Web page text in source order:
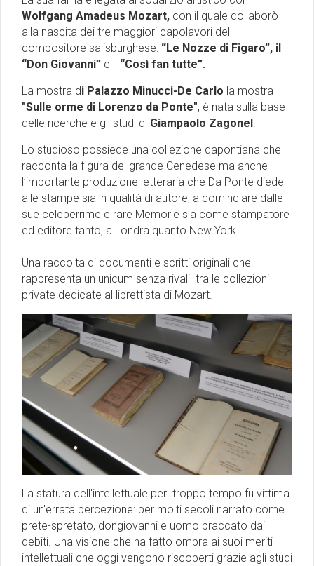
Wolfgang Amadeus Mozart, con il quale collaborò
alla nascita dei tre maggiori capolavori del
compositore salisburghese: “Le Nozze di Figaro”, il
“Don Giovanni” e il “Così fan tutte”.
La mostra di Palazzo Minucci-De Carlo la mostra
"Sulle orme di Lorenzo da Ponte", è nata sulla base
delle ricerche e gli studi di Giampaolo Zagonel
Lo studioso possiede una collezione dapontiana che
racconta la figura del grande Cenedese ma anche
l’importante produzione letteraria che Da Ponte diede
alle stampe sia in qualità di autore, a cominciare dalle
sue celeberrime e rare Memorie sia come stampatore
ed editore tanto, a Londra quanto New York.
Una raccolta di documenti e scritti originali che
rappresenta un unicum senza rivali tra le collezioni
private dedicate al librettista di Mozart.
La statura dell'intellettuale per troppo tempo fu vittima
di un'errata percezione: per molti secoli narrato come
prete-spretato, dongiovanni e uomo braccato dai
debiti. Una visione che ha fatto ombra ai suoi meriti
intellettuali che oggi vengono riscoperti grazie agli studi